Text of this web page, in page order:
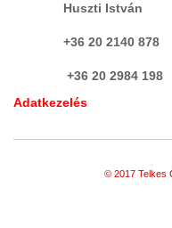
Huszti István
+36
+36 20 2140 878
+36 20 2984 198
Adatkezelés
© 2017 Telkes